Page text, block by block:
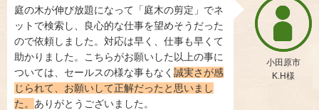
小田原市
K.H様
庭の木が伸び放題になって「庭木の剪定」でネ
ットで検索し、良心的な仕事を望めそうだった
ので依頼しました。対応は早く、仕事も早くて
助かりました。こちらがお願いした以上の事に
ついては、セールスの様な事もなく 誠実さが感
じられて、お願いして正解だったと思いまし
た。 ありがとうございました。